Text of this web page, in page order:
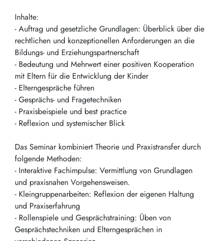
Inhalte:
- Auftrag und gesetzliche Grundlagen: Überblick über die
rechtlichen und konzeptionellen Anforderungen an die
Bildungs- und Erziehungspartnerschaft
- Bedeutung und Mehrwert einer positiven Kooperation
mit Eltern für die Entwicklung der Kinder
- Elterngespräche führen
- Gesprächs- und Fragetechniken
- Praxisbeispiele und best practice
- Reflexion und systemischer Blick
Das Seminar kombiniert Theorie und Praxistransfer durch
folgende Methoden:
- Interaktive Fachimpulse: Vermittlung von Grundlagen
und praxisnahen Vorgehensweisen.
- Kleingruppenarbeiten: Reflexion der eigenen Haltung
und Praxiserfahrung
- Rollenspiele und Gesprächstraining: Üben von
Gesprächstechniken und Elterngesprächen in